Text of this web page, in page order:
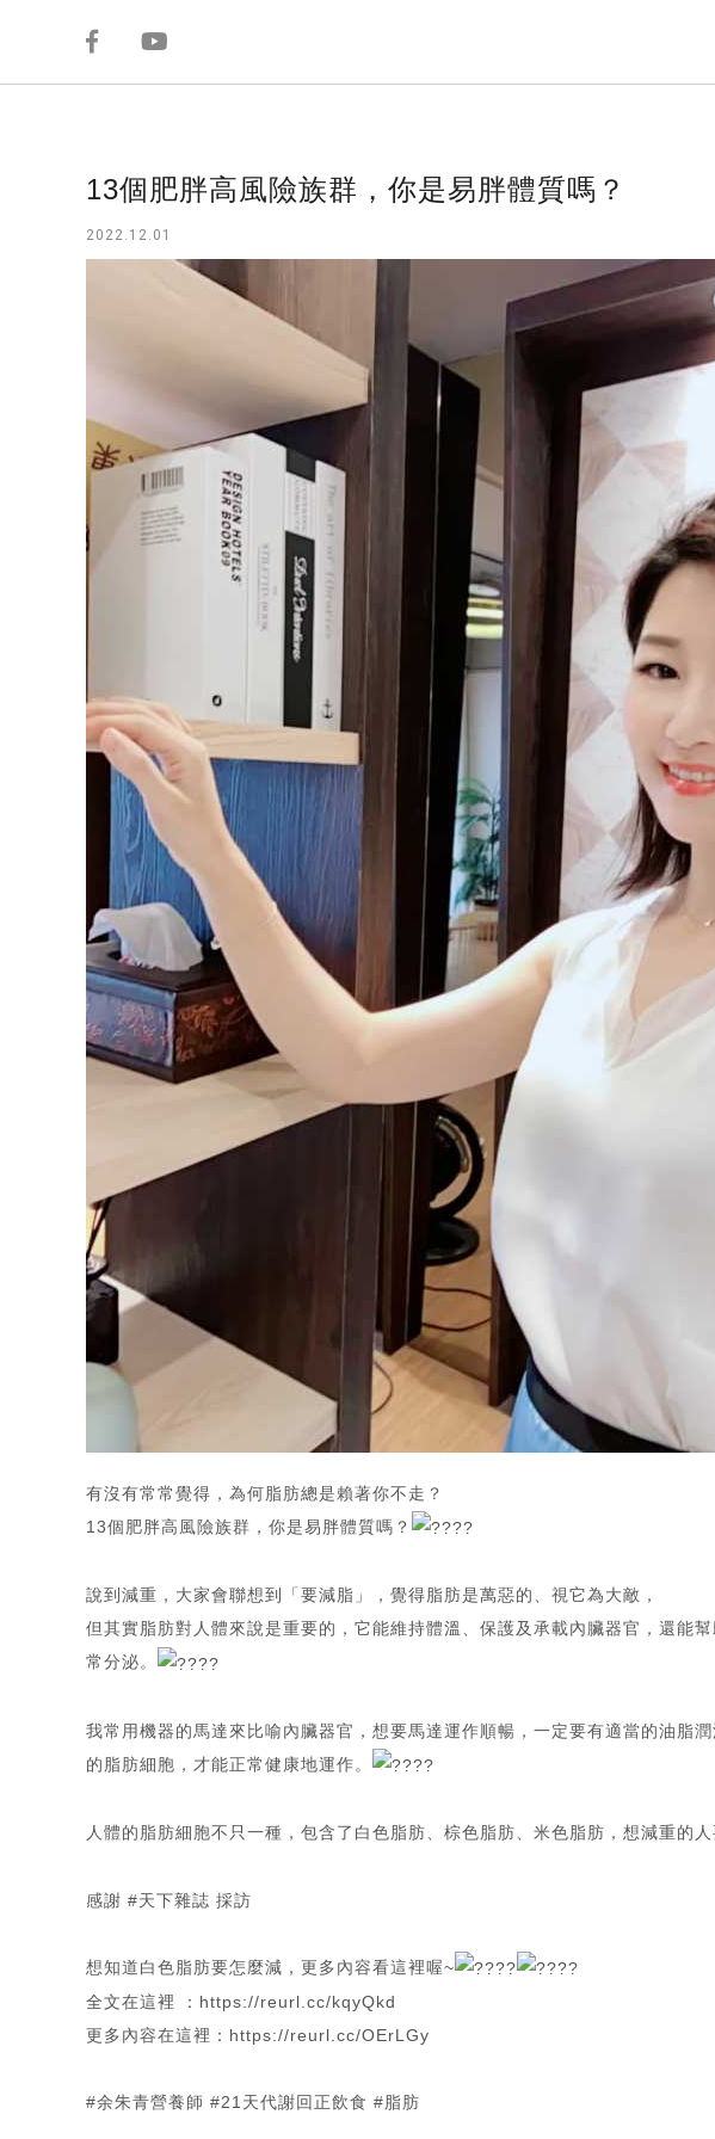
13個肥胖高風險族群，你是易胖體質嗎？
2022.12.01
有沒有常常覺得，為何脂肪總是賴著你不走？
13個肥胖高風險族群，你是易胖體質嗎？
說到減重，大家會聯想到「要減脂」，覺得脂肪是萬惡的、視它為大敵，
但其實脂肪對人體來說是重要的，它能維持體溫、保護及承載內臟器官，還能
常分泌。
我常用機器的馬達來比喻內臟器官，想要馬達運作順暢，一定要有適當的油脂
的脂肪細胞，才能正常健康地運作。
人體的脂肪細胞不只一種，包含了白色脂肪、棕色脂肪、米色脂肪，想減重的人
感謝 #天下雜誌 採訪
想知道白色脂肪要怎麼減，更多內容看這裡喔~
全文在這裡 ： https://reurl.cc/kqyQkd
更多內容在這裡： https://reurl.cc/OErLGy
#余朱青營養師 #21天代謝回正飲食 #脂肪